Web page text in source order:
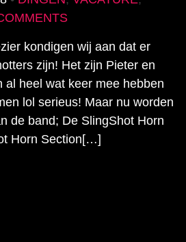
kondigen wij aan dat er
zijn! Het zijn Pieter en
al heel wat keer mee hebben
lol serieus! Maar nu worden
de band; De SlingShot Horn
Horn Section[…]